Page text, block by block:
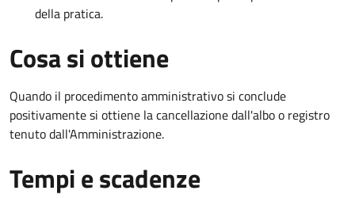
della pratica.
Cosa si ottiene
Quando il procedimento amministrativo si conclude
positivamente si ottiene la cancellazione dall'albo o registro
tenuto dall'Amministrazione.
Tempi e scadenze